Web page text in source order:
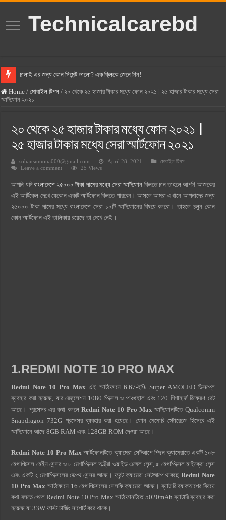
Technicalcarebd
ঢালাই এর জন্য কোন সিমেন্ট ভালো? এক ক্লিকে জেনে নিন!
বসুন্ধরা সিমেন্ট এর দাম ২০২৫
হোলসিম সিমেন্ট দাম ২০২৫
সুপারক্রিট সিমেন্ট দাম ২০২৫
ওয়ালটন মোবাইল কিস্তিতে কেনার নিয়ম ২০২৫
ওয়ালটন টিভি কিস্তিতে কেনার নিয়ম ২০২৫
গ্রামে লাভজনক ব্যবসা ২০২৫ ও গ্রামের বাজারে ব্যবসার আইডিয়া
জেনে নিন, বর্তমানে মোবাইল ঘড়ি দাম কত ২০২৫
Home / মোবাইল টিপস / ২০ থেকে ২৫ হাজার টাকার মধ্যে ফোন ২০২১ | ২৫ হাজার টাকার মধ্যে সেরা
স্মার্টফোন ২০২১
২০ থেকে ২৫ হাজার টাকার মধ্যে ফোন ২০২১ |
২৫ হাজার টাকার মধ্যে সেরা স্মার্টফোন ২০২১
sohansumona000@gmail.com April 28, 2021
মোবাইল টিপস
Leave a comment
25 Views
আপনি যদিবাংলাদেশে ২৫০০০ টাকা দামের মধ্যে সেরা স্মার্টফোন কিনতে চান তাহলে আপনি আজকের
এই আর্টিকেল দেখে যেকোন একটি স্মার্টফোন কিনতে পারবেন। আসলে আমরা এখানে আপনাদের জন্য
২৫০০০ টাকা দামের মধ্যে বাংলাদেশে সেরা ১০টি স্মার্টফোনের বিষয়ে বলবো। তাহলে চলুন কোন
কোন স্মার্টফোন এই তালিকায় রয়েছে তা দেখে নেই।
1.REDMI NOTE 10 PRO MAX
Redmi Note 10 Pro Max এই স্মার্টফোনে 6.67-ইঞ্চি Super AMOLED ডিসপ্লে
ব্যবহার করা হয়েছে, যার রেজুলেশন 1080 পিক্সেল ও পাঞ্চহোল এবং 120 গিগাহার্জ রিফ্রেশ রেট
আছে। প্রসেসর এর কথা বললে Redmi Note 10 Pro Maxস্মার্টফোনটিতে Qualcomm
Snapdragon 732G প্রসেসর ব্যবহার করা হয়েছে। ফোন মেমোরি স্টোরেজে হিসেবে এই
স্মার্টফোনে আছে 8GB RAM এবং 128GB ROM দেওয়া আছে।
Redmi Note 10 Pro Max স্মার্টফোনটিতে ক্যামেরা সেটআপে পিছন ক্যামেরাতে একটি ১০৮
মেগাপিক্সেল মেইন সেন্সর ও ৮ মেগাপিক্সেল আল্ট্রা ওয়াইড এঙ্গেল লেন্স, ৫ মেগাপিক্সেল মাইক্রো লেন্স
এবং একটি ২ মেগাপিক্সেলের ডেপথ সেন্সর আছে। ফ্রন্ট ক্যামেরা সেটআপে থাকছে Redmi Note
10 Pro Max স্মার্টফোনে 16 মেগাপিক্সেলের সেলফি ক্যামেরা আছে। ব্যাটারি ব্যাকআপের বিষয়ে
কথা বলতে গেলে Redmi Note 10 Pro Max স্মার্টফোনটিতে 5020mAh ব্যাটারি ব্যবহার করা
হয়েছে যা 33W ফাস্ট চার্জিং সাপোর্ট করে থাকে।